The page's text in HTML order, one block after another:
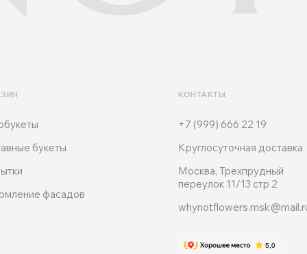
+7 (999) 666 22 19
КОНТАКТЫ
Круглосуточная доставка
Москва, Трехпрудный
переулок 11/13 стр 2
фасадов
букеты